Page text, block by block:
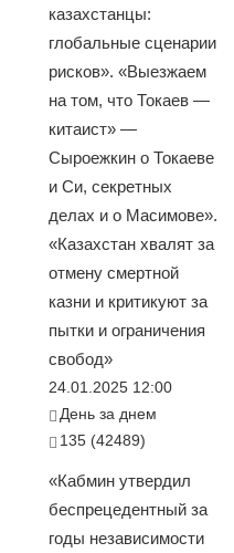
казахстанцы:
глобальные сценарии
рисков». «Выезжаем
на том, что Токаев —
китаист» —
Сыроежкин о Токаеве
и Си, секретных
делах и о Масимове».
«Казахстан хвалят за
отмену смертной
казни и критикуют за
пытки и ограничения
свобод»
24.01.2025 12:00
День за днем
135 (42489)
«Кабмин утвердил
беспрецедентный за
годы независимости